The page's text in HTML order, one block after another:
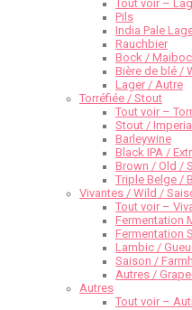
Tout voir –
Pils
India Pale
Rauchbier
Bock /
Bière de blé /
Lager / Autre
Torréfiée / Stout
Tout voir –
Stout /
Barleywine
Black IPA /
Brown / Old /
Triple Belge /
Vivantes / Wild /
Tout voir –
Fermentation
Fermentation
Lambic /
Saison /
Autres /
Autres
Tout voir –